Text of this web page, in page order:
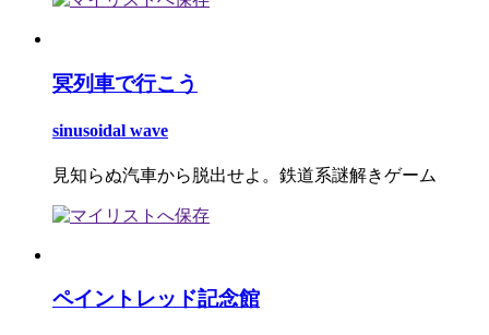
冥列車で行こう
sinusoidal wave
見知らぬ汽車から脱出せよ。鉄道系謎解きゲーム
ペイントレッド記念館